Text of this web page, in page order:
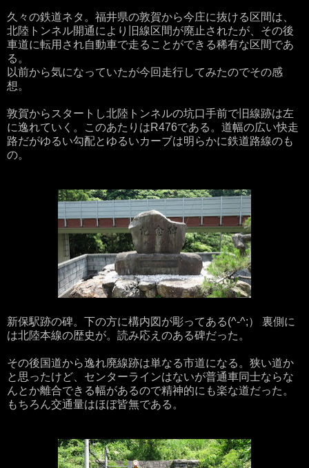
久々の鉄道ネタ。福井県の敦賀から今庄に抜ける区間は、
北陸トンネル開通により旧線区間が廃止されたが、その後
車道に転用され自動車で走ることができる稀有な区間であ
る。
以前から気になっていたが今回走行してみたのでその感
想。
敦賀からスタートし北陸トンネルの坑口手前で旧線跡は左
に逸れていく。このあたりはR476である。道幅の広い快走
路だがゆるい勾配とゆるいカーブは明らかに鉄道路線のも
の。
新保駅跡の碑。下の方に構内図が彫ってある(^-^;） 裏側に
は北陸本線の歴史が。読み応えのある碑だった。
その後国道から逸れ廃線跡は単なる市道になる。狭い道か
と思ったけど、センターラインはないが普通車同士ならな
んとか離合できる幅があるので精神的にも楽な道だった。
もちろん交通量はほぼ皆無である。